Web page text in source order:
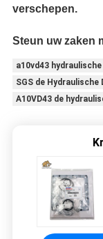
verschepen.
Steun uw zaken
a10vd43
SGS de Hydraulische
A10VD43 de